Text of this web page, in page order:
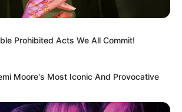
Prohibited Acts We All Commit!
Moore's Most Iconic And Provocative